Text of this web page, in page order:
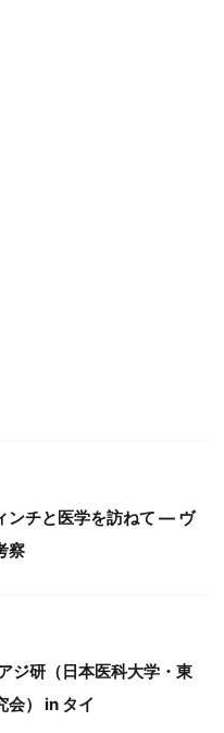
ンチと医学を訪ねて ― ヴ
察
ジ研（日本医科大学・東
会） in タイ